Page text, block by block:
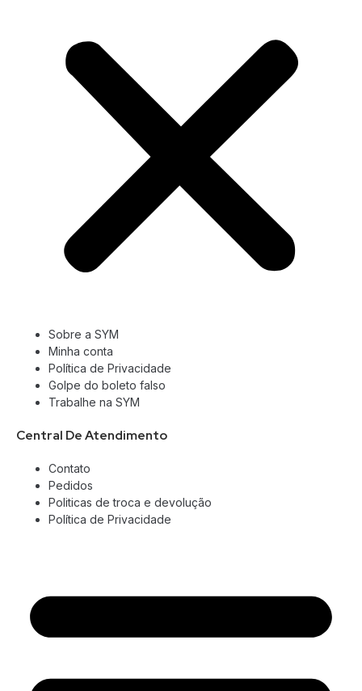
Sobre a SYM
Minha conta
Política de Privacidade
Golpe do boleto falso
Trabalhe na SYM
Central De Atendimento
Contato
Pedidos
Politicas de troca e devolução
Política de Privacidade